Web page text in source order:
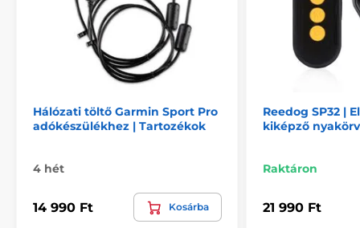
elektomos impulzusok hasonló esetekben nyújtanak
nagy segítséget, ha már valóban szükség van nyers
erő használatára. A kutya elektromos impulzusokat
kap mindaddig, amíg a funkció gomját megszakítás
nélkül lenyomva tartja (legfeljebb azonban 8
másodpercig tart az impulzus).
Hálózati töltő Garmin Sport Pro
adókészülékhez | Tartozékok
4 hét
14 990 Ft Kosárba
Reedog SP32 |
kiképző nyakörv
Raktáron
21 990 Ft